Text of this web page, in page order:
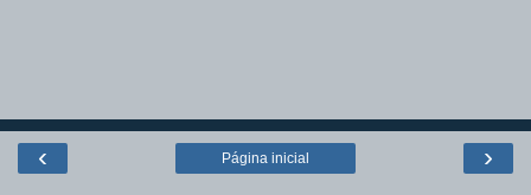
‹ ›
Página inicial